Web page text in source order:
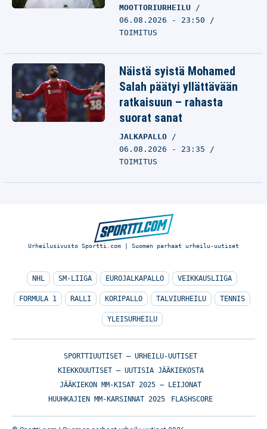
MOOTTORIURHEILU
06.08.2026 - 23:50
TOIMITUS
Näistä syistä Mohamed
Salah päätyi yllättävään
ratkaisuun – rahasta
suorat sanat
JALKAPALLO
06.08.2026 - 23:35
TOIMITUS
Urheilusivusto Sportti.com | Suomen parhaat urheilu-uutiset
NHL SM-LIIGA EUROJALKAPALLO VEIKKAUSLIIGA
FORMULA 1 RALLI KORIPALLO TALVIURHEILU TENNIS
YLEISURHEILU
SPORTTIUUTISET – URHEILU-UUTISET
KIEKKOUUTISET – UUTISIA JÄÄKIEKOSTA
JÄÄKIEKON MM-KISAT 2025 – LEIJONAT
HUUHKAJIEN MM-KARSINNAT 2025
FLASHSCORE